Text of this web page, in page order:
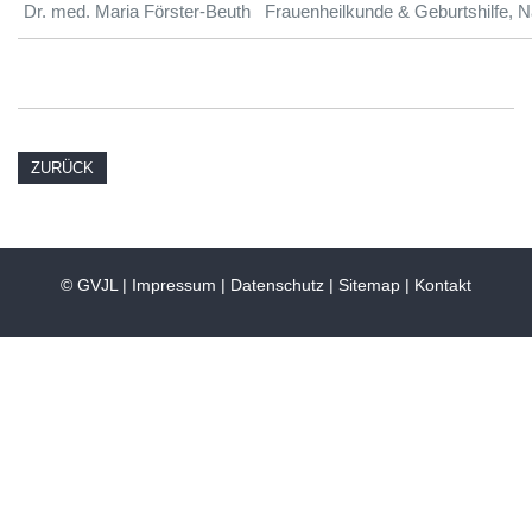
Dr. med. Maria Förster-Beuth Frauenheilkunde & Geburtshilfe,
ZURÜCK
© GVJL | Impressum | Datenschutz | Sitemap | Kontakt